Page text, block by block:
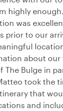
highly
was
prior to our
about our
Bulge in
took the
that
and